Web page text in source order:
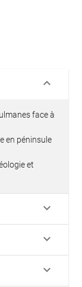
keyboard_arrow_down
face à
en péninsule
et
keyboard_arrow_down
keyboard_arrow_down
keyboard_arrow_down